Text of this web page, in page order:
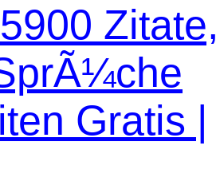
Zitate,
Gratis |